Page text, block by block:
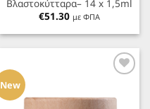
Βλαστοκύτταρα– 14 x 1,5ml
€51.30 με ΦΠΑ
New
Προσθήκη